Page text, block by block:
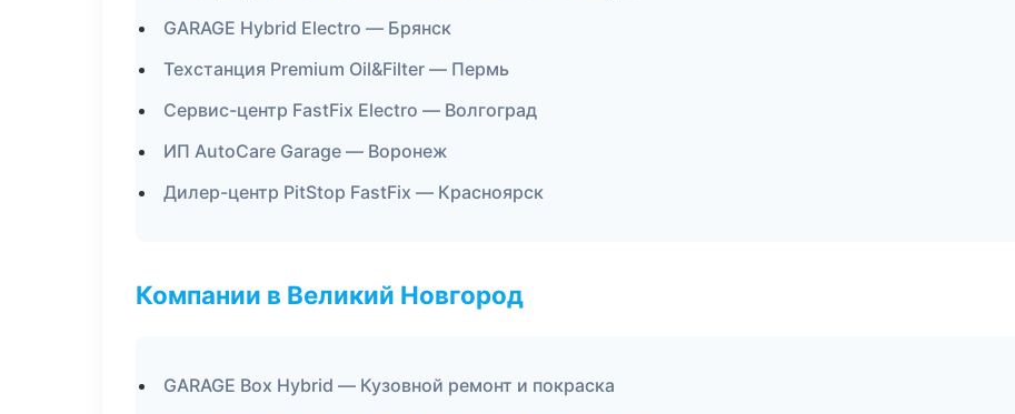
GARAGE Hybrid Electro — Брянск
Техстанция Premium Oil&Filter — Пермь
Сервис-центр FastFix Electro — Волгоград
ИП AutoCare Garage — Воронеж
Дилер-центр PitStop FastFix — Красноярск
Компании в Великий Новгород
GARAGE Box Hybrid — Кузовной ремонт и покраска